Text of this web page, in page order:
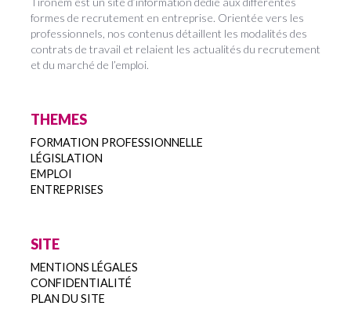
formes de recrutement en entreprise. Orientée vers les
professionnels, nos contenus détaillent les modalités des
contrats de travail et relaient les actualités du recrutement
et du marché de l’emploi.
THEMES
FORMATION PROFESSIONNELLE
LÉGISLATION
EMPLOI
ENTREPRISES
SITE
MENTIONS LÉGALES
CONFIDENTIALITÉ
PLAN DU SITE